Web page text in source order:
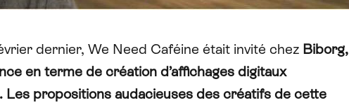
dernier, We Need Caféine était invité chez Biborg,
en terme de création d’affichages digitaux
Les propositions audacieuses des créatifs de cette